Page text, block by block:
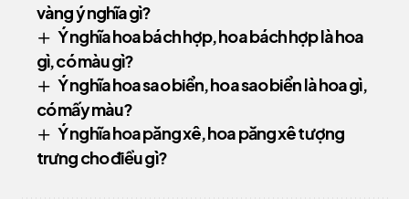
vàng ý nghĩa gì?
Ý nghĩa hoa bách hợp, hoa bách hợp là hoa
gì, có màu gì?
Ý nghĩa hoa sao biển, hoa sao biển là hoa gì,
có mấy màu?
Ý nghĩa hoa păng xê, hoa păng xê tượng
trưng cho điều gì?